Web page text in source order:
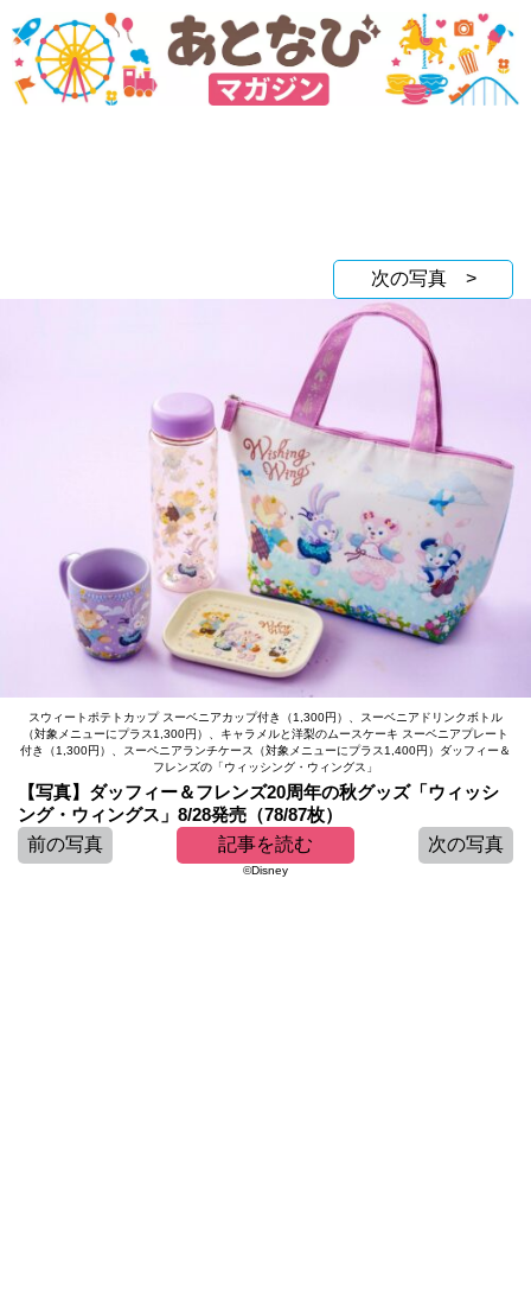
次の写真 >
スウィートポテトカップ スーベニアカップ付き（1,300円）、スーベニアドリンクボトル
（対象メニューにプラス1,300円）、キャラメルと洋梨のムースケーキ スーベニアプレート
付き（1,300円）、スーペニアランチケース（対象メニューにプラス1,400円）ダッフィー＆
フレンズの「ウィッシング・ウィングス」
【写真】ダッフィー＆フレンズ20周年の秋グッズ「ウィッシ
ング・ウィングス」8/28発売（78/87枚）
前の写真
記事を読む 次の写真
©Disney